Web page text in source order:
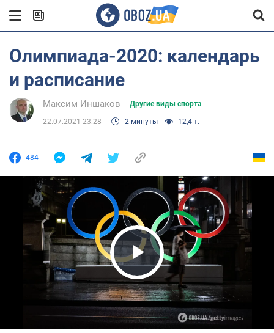
Олимпиада-2020: календарь
и расписание
Максим Иншаков Другие виды спорта
22.07.2021 23:28 2 минуты 12,4 т.
484
Play Video